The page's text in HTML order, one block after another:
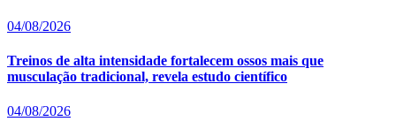
04/08/2026
Treinos de alta intensidade fortalecem ossos mais que
musculação tradicional, revela estudo científico
04/08/2026